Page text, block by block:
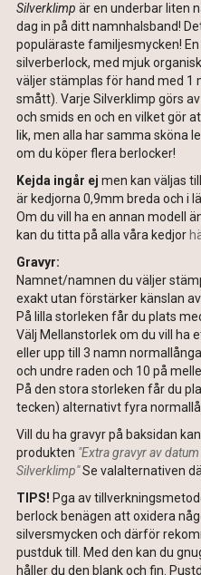
Silverklimp är en underbar liten
dag in på ditt namnhalsband!
populäraste familjesmycken!
silverberlock, med mjuk
väljer stämplas för hand med 1
smått). Varje Silverklimp görs
och smids en och en vilket gör
lik, men alla har samma sköna
om du köper flera berlocker!
Kejda ingår ej men kan väljas
är kedjorna 0,9mm breda och i
Om du vill ha en annan modell
kan du titta på alla våra kedjor
Gravyr:
Namnet/namnen du väljer
exakt utan förstärker känslan
På lilla storleken får du plats
Välj Mellanstorlek om du vill ha
eller upp till 3 namn
och undre raden och 10 på
På den stora storleken får du
tecken) alternativt fyra
Vill du ha gravyr på baksidan
produkten "Extra gravyr av
Silverklimp"Se valalternativen
TIPS! Pga av
berlock benägen att oxidera
silversmycken och därför
pustduk till. Med den kan du
håller du den blank och fin.